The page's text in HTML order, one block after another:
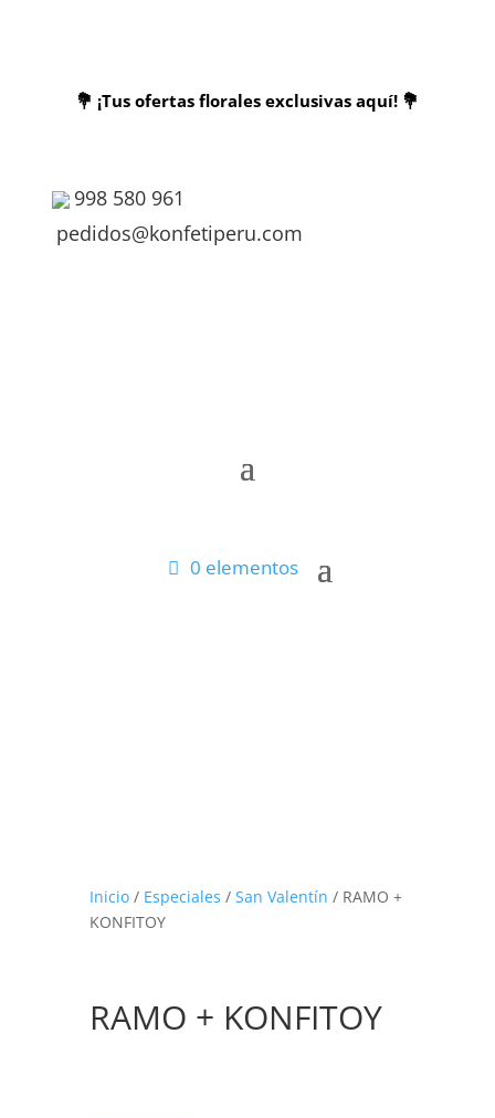
💐 ¡Tus ofertas florales exclusivas aquí! 💐
998 580 961
pedidos@konfetiperu.com
0 elementos
Inicio/ Especiales / San Valentín / RAMO +
KONFITOY
RAMO + KONFITOY